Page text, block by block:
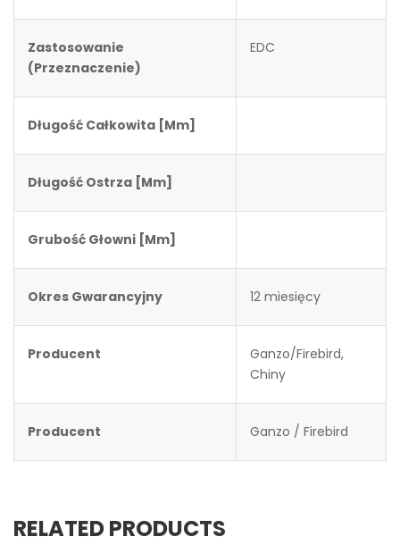
Zastosowanie
(przeznaczenie)
EDC
Długość Całkowita [mm]
Długość Ostrza [mm]
Grubość Głowni [mm]
Okres Gwarancyjny 12 miesięcy
Producent
Ganzo/Firebird,
Chiny
Producent Ganzo / Firebird
RELATED PRODUCTS